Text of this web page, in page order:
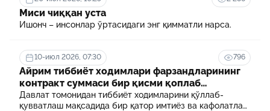
Миси чиққан уста
Ишонч – инсонлар ўртасидаги энг қимматли нарса.
10-июл 2026, 07:30 796
Айрим тиббиёт ходимлари фарзандларининг
контракт суммаси бир қисми қоплаб
берилади
Давлат томонидан тиббиёт ходимларини қўллаб-
қувватлаш мақсадида бир қатор имтиёз ва кафолатлар